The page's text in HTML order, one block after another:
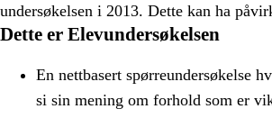
undersøkelsen i 2013. Dette kan ha
Dette er Elevundersøkelsen
En nettbasert spørreundersøkelse
si sin mening om forhold som er